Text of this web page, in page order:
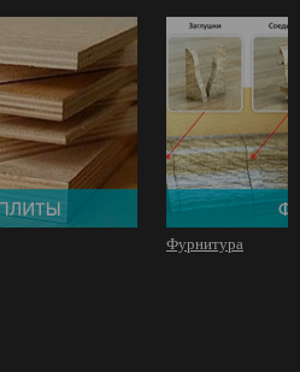
Фурнитура